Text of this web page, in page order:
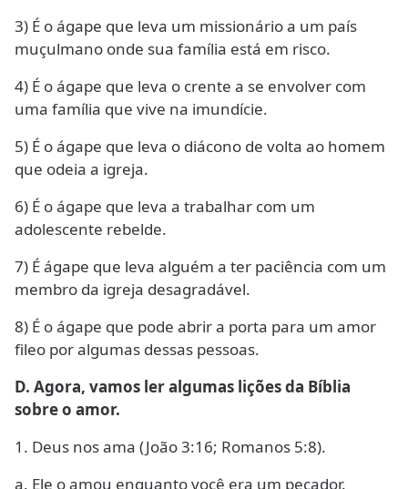
3) É o ágape que leva um missionário a um país
muçulmano onde sua família está em risco.
4) É o ágape que leva o crente a se envolver com
uma família que vive na imundície.
5) É o ágape que leva o diácono de volta ao homem
que odeia a igreja.
6) É o ágape que leva a trabalhar com um
adolescente rebelde.
7) É ágape que leva alguém a ter paciência com um
membro da igreja desagradável.
8) É o ágape que pode abrir a porta para um amor
fileo por algumas dessas pessoas.
D. Agora, vamos ler algumas lições da Bíblia
sobre o amor.
1. Deus nos ama (João 3:16; Romanos 5:8).
a. Ele o amou enquanto você era um pecador.